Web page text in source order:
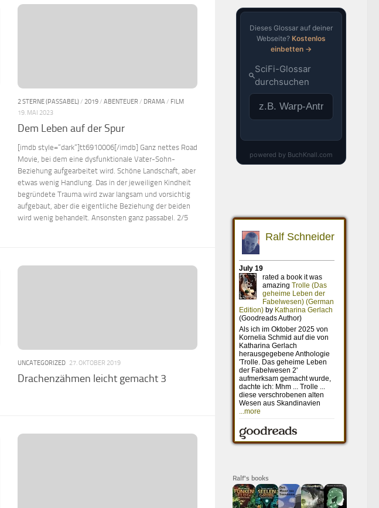
2 STERNE (PASSABEL)/ 2019/ ABENTEUER / DRAMA / FILM
19. MAI 2023
Dem Leben auf der Spur
[imdb style=“dark“]tt6910006[/imdb] Ganz nettes Road
Movie, bei dem eine dysfunktionale Vater-Sohn-
Beziehung aufgearbeitet wird. Schöne Landschaft, aber
etwas wenig Handlung. Das in der jeweiligen Kindheit
begründete Trauma wird zwar langsam und vorsichtig
aufgebaut, aber die eigentliche Beziehung der beiden
wird wenig behandelt. Ansonsten ganz passabel. 2/5
UNCATEGORIZED 27. OKTOBER 2019
Drachenzähmen leicht gemacht 3
Ralf's books